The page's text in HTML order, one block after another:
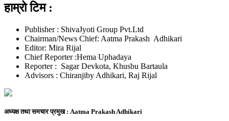
हाम्रो टिम :
Publisher : ShivaJyoti Group Pvt.Ltd
Chairman/News Chief: Aatma Prakash Adhikari
Editor: Mira Rijal
Chief Reporter :Hema Uphadaya
Reporter : Sagar Devkota, Khusbu Bartaula
Advisors : Chiranjiby Adhikari, Raj Rijal
अध्यक्ष तथा समचार प्रमुख : Aatma Prakash Adhikari